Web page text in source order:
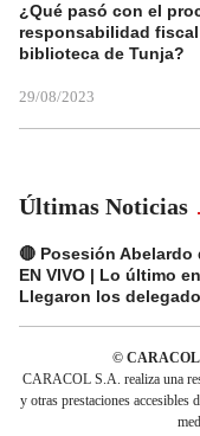
¿Qué pasó con el
responsabilidad
biblioteca de Tunja?
29/08/2023
Últimas Noticias
🔴 Posesión Abelardo
EN VIVO | Lo último
Llegaron los
© CARACOL
CARACOL S.A. realiza una
y otras prestaciones accesibles